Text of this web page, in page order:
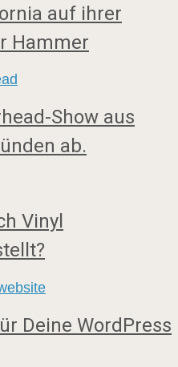
auf ihrer
Hammer
Show aus
ab.
Vinyl
Deine WordPress